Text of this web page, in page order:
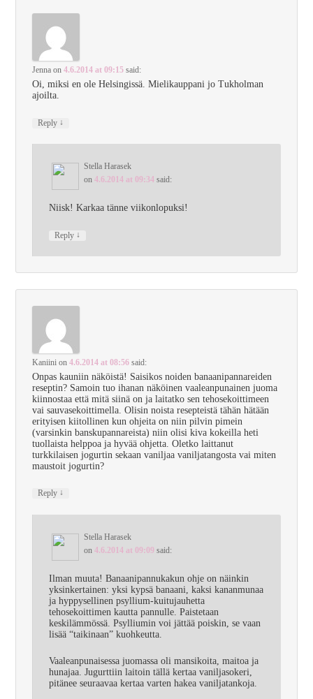
Jenna on4.6.2014 at 09:15 said:
Oi, miksi en ole Helsingissä. Mielikauppani jo Tukholman
ajoilta.
Reply ↓
Stella Harasek
on 4.6.2014 at 09:34 said:
Niisk! Karkaa tänne viikonlopuksi!
Reply ↓
Kaniini on4.6.2014 at 08:56 said:
Onpas kauniin näköistä! Saisikos noiden banaanipannareiden
reseptin? Samoin tuo ihanan näköinen vaaleanpunainen juoma
kiinnostaa että mitä siinä on ja laitatko sen tehosekoittimeen
vai sauvasekoittimella. Olisin noista resepteistä tähän hätään
erityisen kiitollinen kun ohjeita on niin pilvin pimein
(varsinkin banskupannareista) niin olisi kiva kokeilla heti
tuollaista helppoa ja hyvää ohjetta. Oletko laittanut
turkkilaisen jogurtin sekaan vaniljaa vaniljatangosta vai miten
maustoit jogurtin?
Reply ↓
Stella Harasek
on 4.6.2014 at 09:09 said:
Ilman muuta! Banaanipannukakun ohje on näinkin
yksinkertainen: yksi kypsä banaani, kaksi kananmunaa
ja hyppysellinen psyllium-kuitujauhetta
tehosekoittimen kautta pannulle. Paistetaan
keskilämmössä. Psylliumin voi jättää poiskin, se vaan
lisää “taikinaan” kuohkeutta.
Vaaleanpunaisessa juomassa oli mansikoita, maitoa ja
hunajaa. Jugurttiin laitoin tällä kertaa vaniljasokeri,
pitänee seuraavaa kertaa varten hakea vaniljatankoja.